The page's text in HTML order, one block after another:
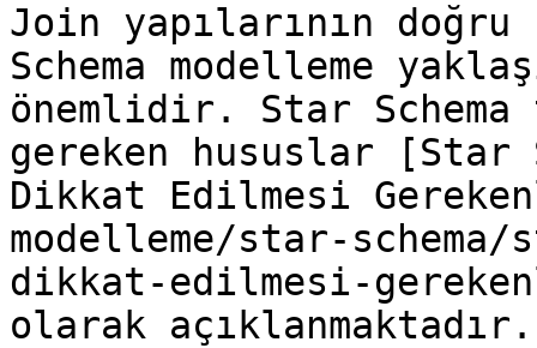
Join yapılarının
Schema modelleme
önemlidir. Star
gereken hususlar [Star
Dikkat Edilmesi
modelleme/star-
dikkat-edilmesi-
olarak açıklanmaktadır.